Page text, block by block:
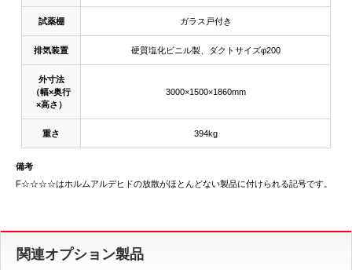
試薬棚 ガラス戸付き
排気装置 硬質塩化ビニル製、ダクトサイズφ200
外寸法
（幅×奥行
×高さ）
3000×1500×1860mm
重さ 394kg
備考
F☆☆☆☆はホルムアルデヒドの放散がほとんどない製品に付けられる記号です。
関連オプション製品